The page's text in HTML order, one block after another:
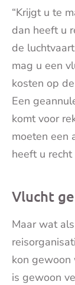
“Krijgt u te
dan heeft u
de
mag u een
kosten op
Een
komt voor
moeten een
heeft u
Vlucht
Maar wat
kon
is gewoon